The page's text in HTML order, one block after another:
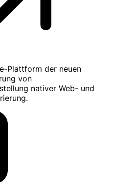
Plattform der neuen
von
nativer Web- und